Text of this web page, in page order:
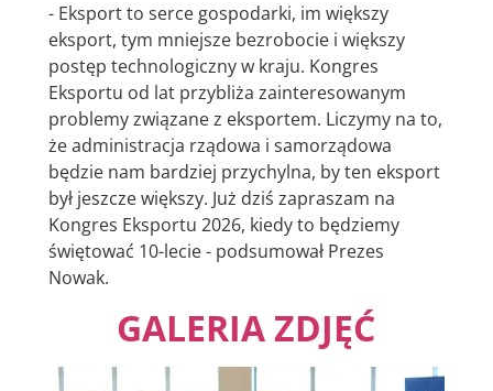
- Eksport to serce gospodarki, im większy
eksport, tym mniejsze bezrobocie i większy
postęp technologiczny w kraju. Kongres
Eksportu od lat przybliża zainteresowanym
problemy związane z eksportem. Liczymy na to,
że administracja rządowa i samorządowa
będzie nam bardziej przychylna, by ten eksport
był jeszcze większy. Już dziś zapraszam na
Kongres Eksportu 2026, kiedy to będziemy
świętować 10-lecie - podsumował Prezes
Nowak.
GALERIA ZDJĘĆ